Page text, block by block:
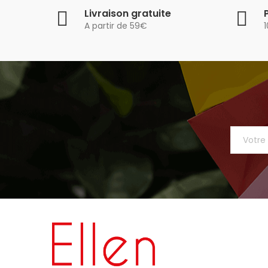
Livraison gratuite
A partir de 59€